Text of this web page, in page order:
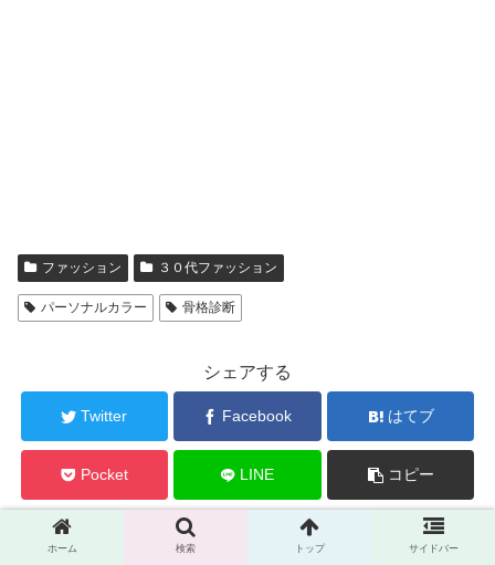
ファッション ３０代ファッション
パーソナルカラー 骨格診断
シェアする
Twitter Facebook はてブ
Pocket LINE コピー
komyuをフォローする
ホーム 検索 トップ サイドバー